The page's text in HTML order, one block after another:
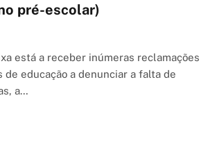
pré-escolar)
está a receber inúmeras reclamações
de educação a denunciar a falta de
a…